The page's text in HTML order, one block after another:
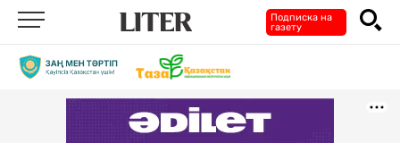
Подписка на
газету